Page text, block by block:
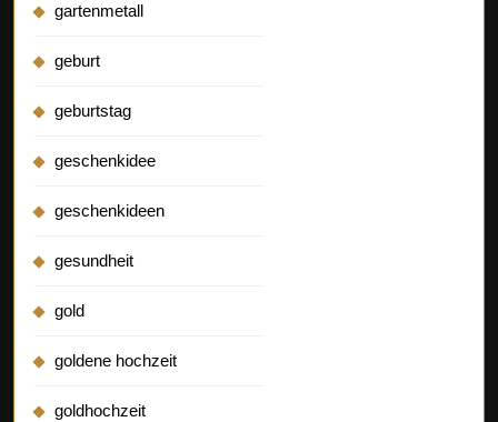
gartenmetall
geburt
geburtstag
geschenkidee
geschenkideen
gesundheit
gold
goldene hochzeit
goldhochzeit